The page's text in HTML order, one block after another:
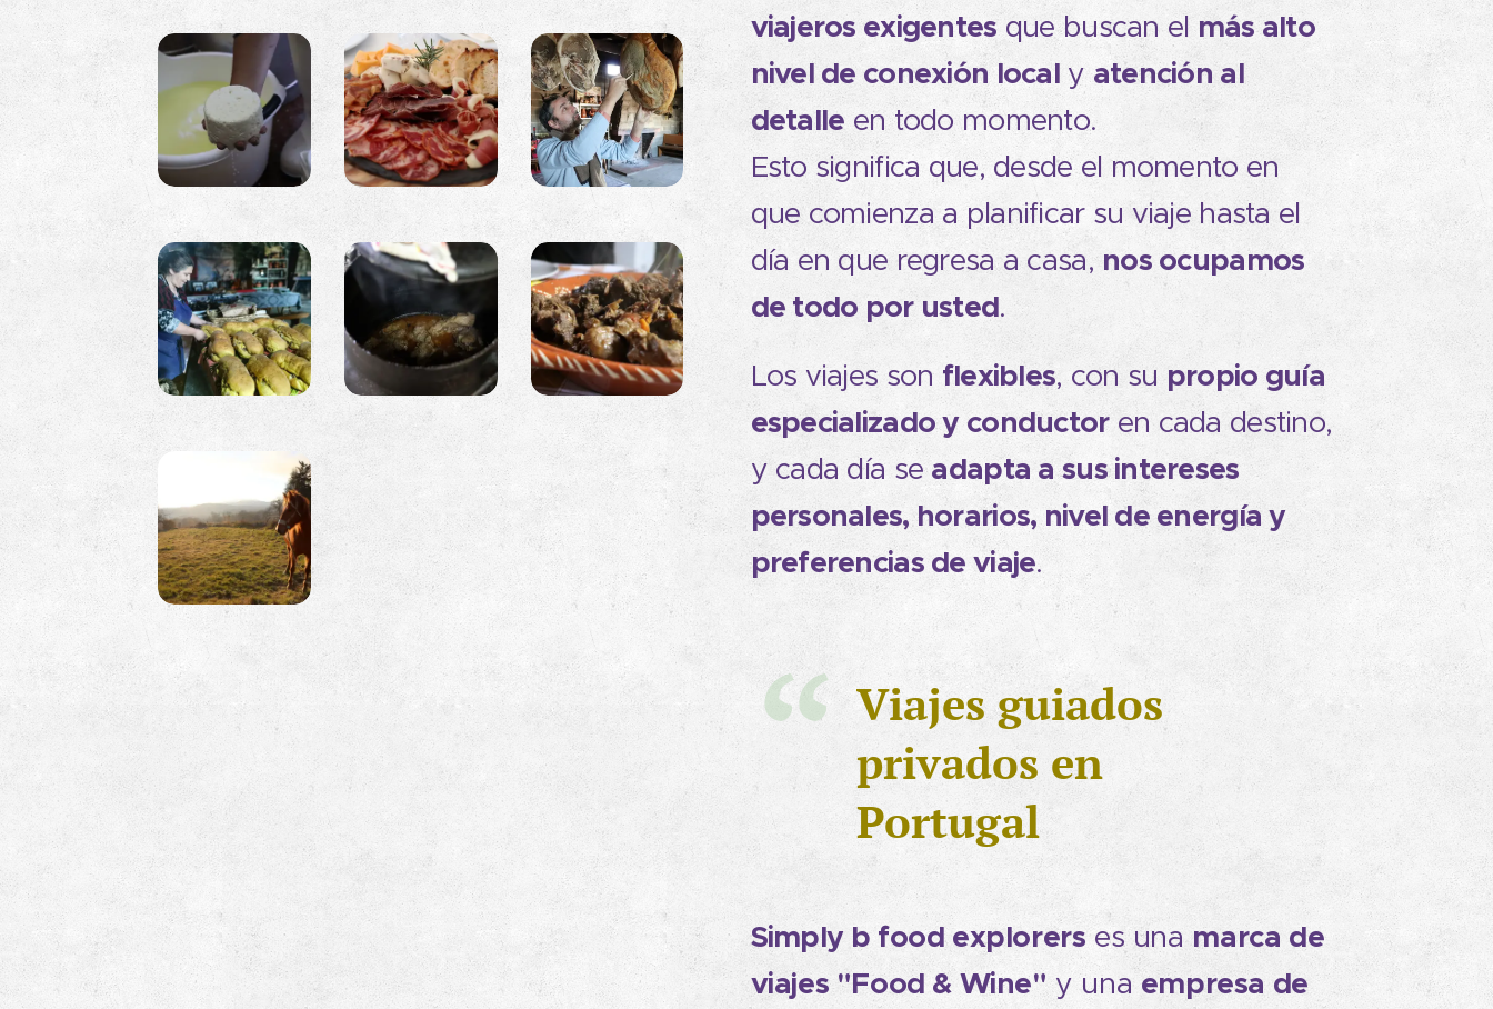
viajeros exigentesque buscan el más alto
nivel de conexión localyatención al
detalle en todo momento.
Esto significa que, desde el momento en
que comienza a planificar su viaje hasta el
día en que regresa a casa,nos ocupamos
de todo por usted.
Los viajes son flexibles, con su propio guía
especializado y conductoren cada destino,
y cada día seadapta a sus intereses
personales, horarios, nivel de energía y
preferencias de viaje.
Viajes guiados
privados en
Portugal
Simplyb food explorerses una marca de
viajes "Food & Wine"y una empresa de